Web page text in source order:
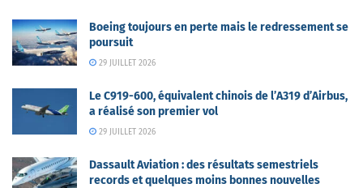
Boeing toujours en perte mais le redressement se
poursuit
29 JUILLET 2026
Le C919-600, équivalent chinois de l’A319 d’Airbus,
a réalisé son premier vol
29 JUILLET 2026
Dassault Aviation : des résultats semestriels
records et quelques moins bonnes nouvelles